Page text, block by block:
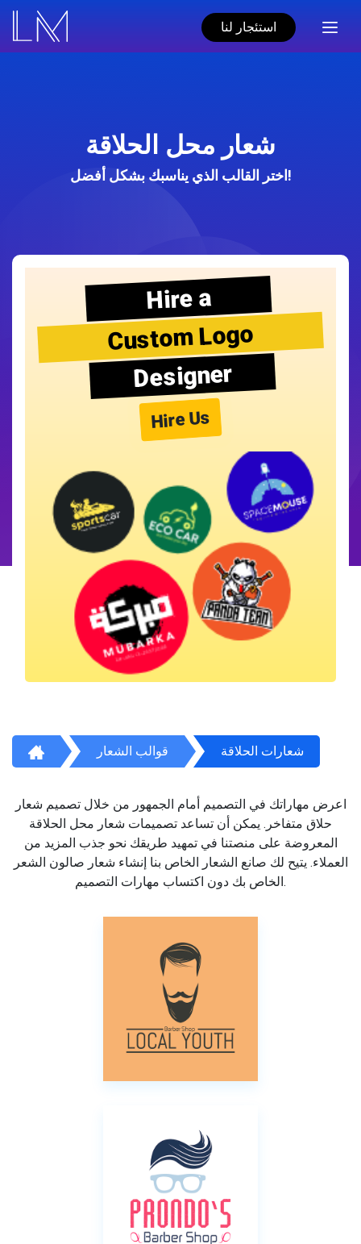
استئجار لنا
شعار محل الحلاقة
اختر القالب الذي يناسبك بشكل أفضل!
Hire a
Custom Logo
Designer
Hire Us
قوالب الشعار شعارات الحلاقة
اعرض مهاراتك في التصميم أمام الجمهور من خلال تصميم شعار
حلاق متفاخر. يمكن أن تساعد تصميمات شعار محل الحلاقة
المعروضة على منصتنا في تمهيد طريقك نحو جذب المزيد من
العملاء. يتيح لك صانع الشعار الخاص بنا إنشاء شعار صالون الشعر
الخاص بك دون اكتساب مهارات التصميم.